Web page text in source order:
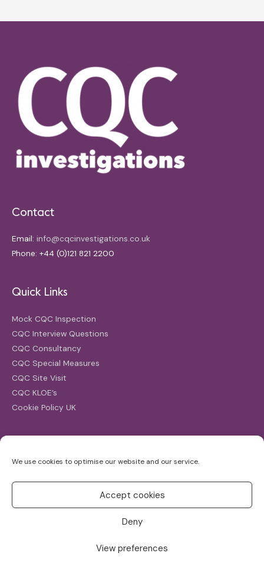
We use cookies to optimise our website and our service.
Accept cookies
Deny
View preferences
Contact
Email: info@cqcinvestigations.co.uk
Phone: +44 (0)121 821 2200
Quick Links
Mock CQC Inspection
CQC Interview Questions
CQC Consultancy
CQC Special Measures
CQC Site Visit
CQC KLOE’s
Cookie Policy UK
for: